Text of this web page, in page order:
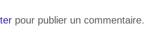
pour publier un commentaire.